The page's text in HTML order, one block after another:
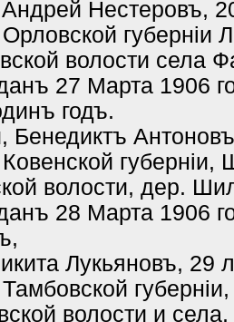
Нестеровъ,
губерніи
волости села
27 Марта 1906
годъ.
Бенедиктъ
губерніи,
волости, дер.
28 Марта 1906
Лукьяновъ, 29
волости и села,